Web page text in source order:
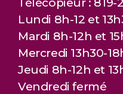
Lundi 8h-12 et
Mardi 8h-12h et
Mercredi 13h30-
Jeudi 8h-12h et
Vendredi fermé